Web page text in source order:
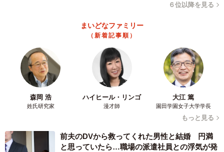
６位以降を見る
まいどなファミリー
（新着記事順）
森岡 浩
姓氏研究家
ハイヒール・リンゴ
漫才師
大江 篤
園田学園女子大学学長
もっと見る
前夫のDVから救ってくれた男性と結婚 円満
と思っていたら…職場の派遣社員との浮気が発